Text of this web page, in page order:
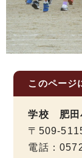
このページ
学校 肥田
〒509-
電話：